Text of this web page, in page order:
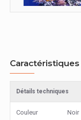
Caractéristiques
Détails techniques
Couleur Noir